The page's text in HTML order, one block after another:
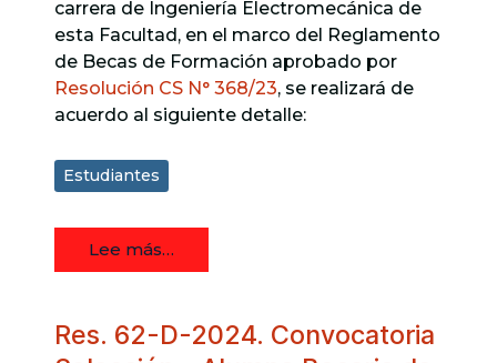
carrera de Ingeniería Electromecánica de
esta Facultad, en el marco del Reglamento
de Becas de Formación aprobado por
Resolución CS N° 368/23, se realizará de
acuerdo al siguiente detalle:
Estudiantes
Lee más…
Res. 62-D-2024. Convocatoria